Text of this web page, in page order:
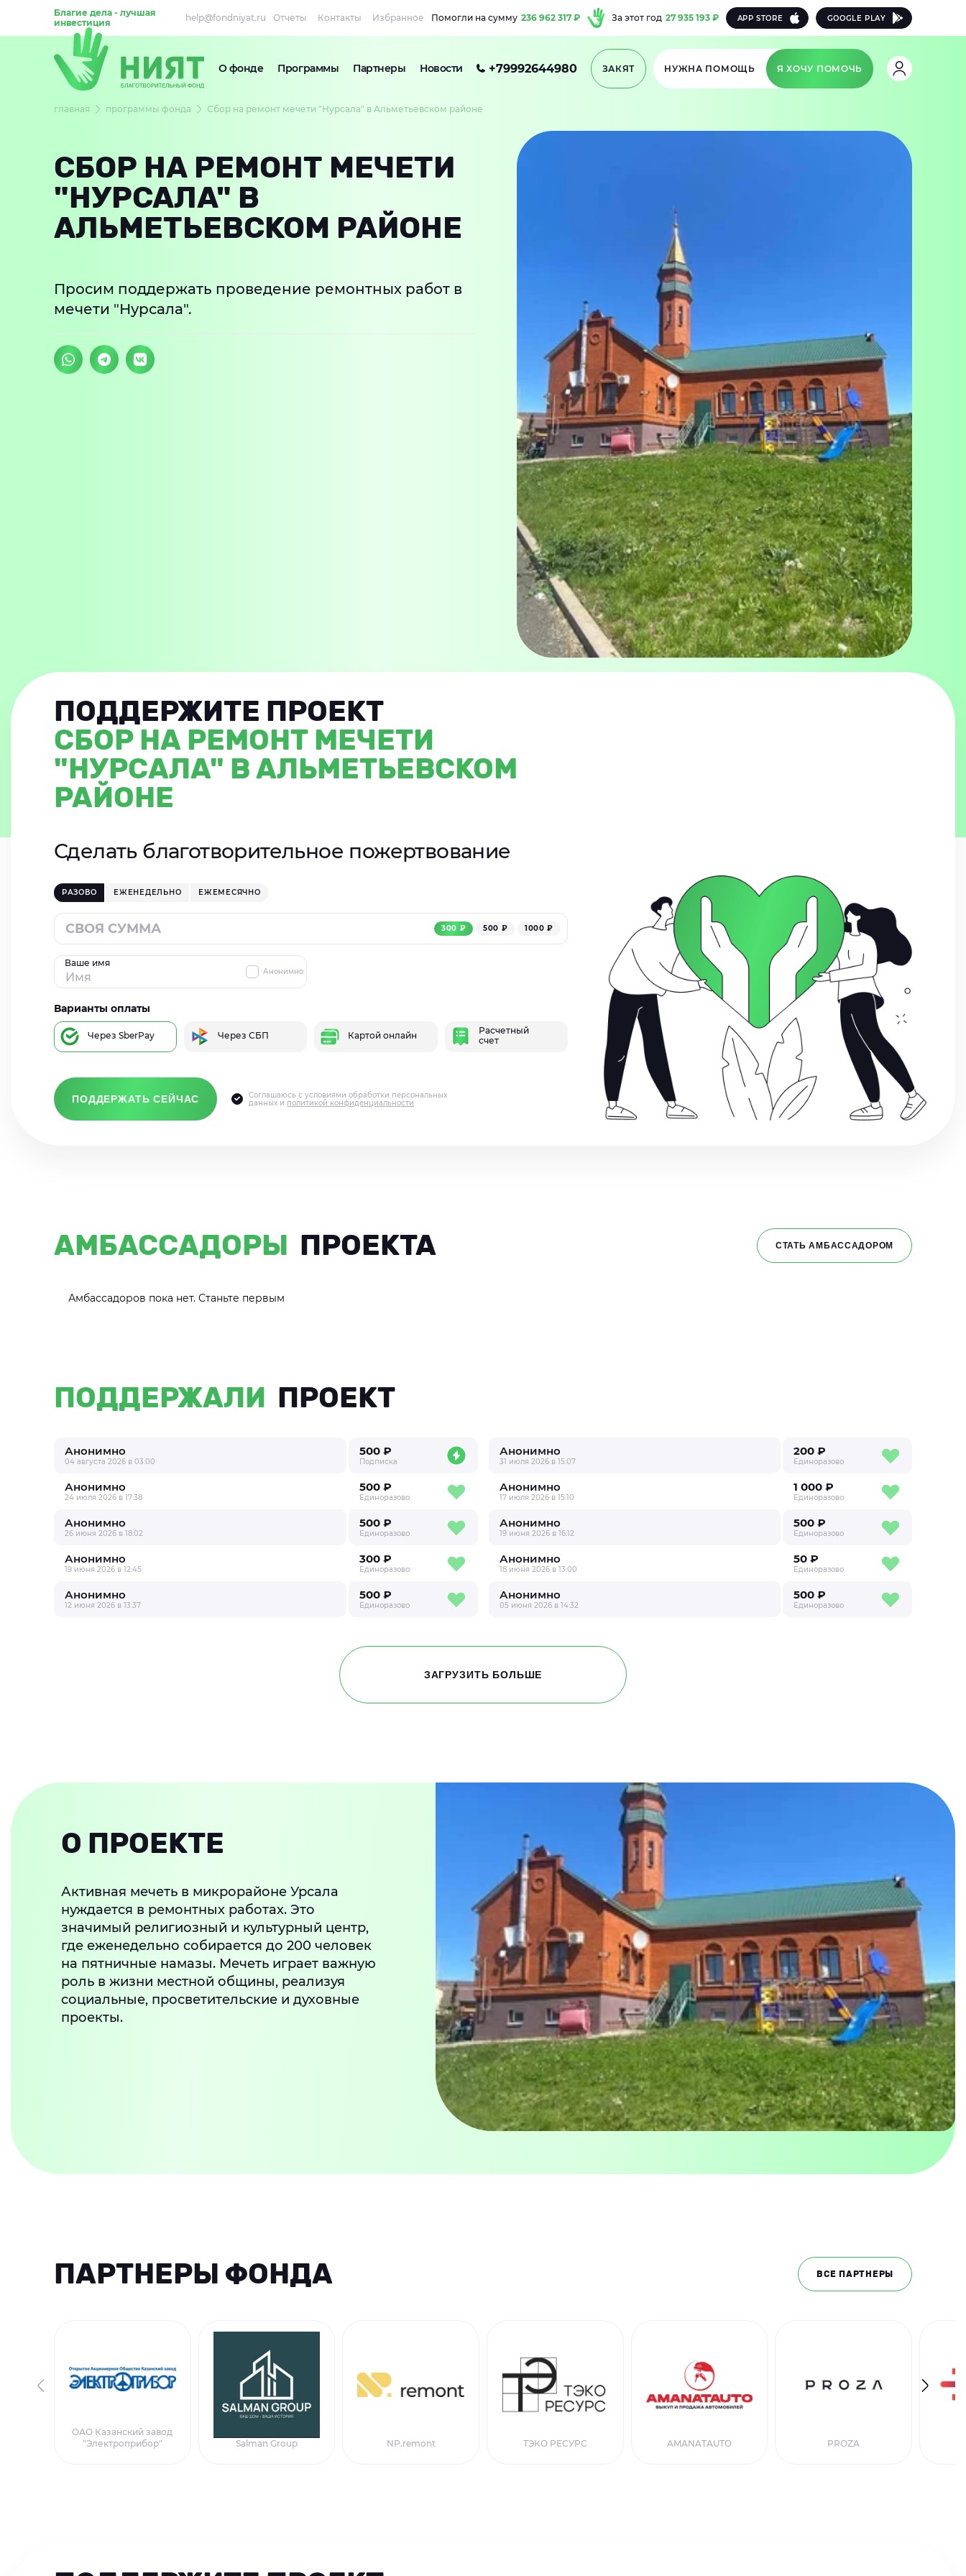
Благие дела - лучшая
инвестиция
help@fondniyat.ru Отчеты Контакты Избранное Помогли на сумму 236 962 317 ₽ За этот год 27 935 193 ₽ APP STORE GOOGLE PLAY
О фонде Программы Партнеры Новости +79992644980 ЗАКЯТ НУЖНА ПОМОЩЬ Я ХОЧУ ПОМОЧЬ
главная программы фонда Сбор на ремонт мечети "Нурсала" в Альметьевском районе
СБОР НА РЕМОНТ МЕЧЕТИ
"НУРСАЛА" В
АЛЬМЕТЬЕВСКОМ РАЙОНЕ
Просим поддержать проведение ремонтных работ в
мечети "Нурсала".
ПОДДЕРЖИТЕ ПРОЕКТ
СБОР НА РЕМОНТ МЕЧЕТИ
"НУРСАЛА" В АЛЬМЕТЬЕВСКОМ
РАЙОНЕ
Сделать благотворительное пожертвование
РАЗОВО ЕЖЕНЕДЕЛЬНО ЕЖЕМЕСЯЧНО
300 ₽ 500 ₽ 1000 ₽
Ваше имя
Анонимно
Варианты оплаты
Через SberPay Через СБП Картой онлайн
Расчетный
счет
ПОДДЕРЖАТЬ СЕЙЧАС
Соглашаюсь с условиями обработки персональных
данных и политикой конфиденциальности
АМБАССАДОРЫ ПРОЕКТА СТАТЬ АМБАССАДОРОМ
Амбассадоров пока нет. Станьте первым
ПОДДЕРЖАЛИ ПРОЕКТ
Анонимно
04 августа 2026 в 03:00
500 ₽
Подписка
Анонимно
31 июля 2026 в 15:07
200 ₽
Единоразово
Анонимно
24 июля 2026 в 17:38
500 ₽
Единоразово
Анонимно
17 июля 2026 в 15:10
1 000 ₽
Единоразово
Анонимно
26 июня 2026 в 18:02
500 ₽
Единоразово
Анонимно
19 июня 2026 в 16:12
500 ₽
Единоразово
Анонимно
19 июня 2026 в 12:45
300 ₽
Единоразово
Анонимно
18 июня 2026 в 13:00
50 ₽
Единоразово
Анонимно
12 июня 2026 в 13:37
500 ₽
Единоразово
Анонимно
05 июня 2026 в 14:32
500 ₽
Единоразово
ЗАГРУЗИТЬ БОЛЬШЕ
О ПРОЕКТЕ
Активная мечеть в микрорайоне Урсала
нуждается в ремонтных работах. Это
значимый религиозный и культурный центр,
где еженедельно собирается до 200 человек
на пятничные намазы. Мечеть играет важную
роль в жизни местной общины, реализуя
социальные, просветительские и духовные
проекты.
ПАРТНЕРЫ ФОНДА ВСЕ ПАРТНЕРЫ
ОАО Казанский завод
"Электроприбор"
Salman Group NP.remont ТЭКО РЕСУРС AMANATAUTO PROZA